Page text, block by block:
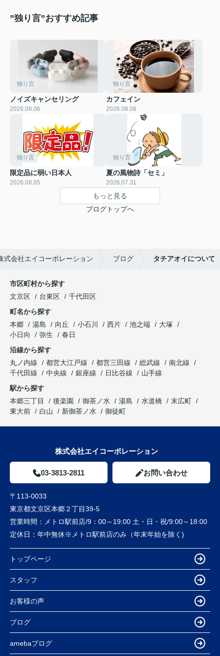
”独り言”おすすめ記事
独り言
ノイズキャンセリング
2026.08.06
独り言
カフェイン
2026.08.06
独り言
限定品に弱い日本人
2026.08.05
独り言
夏の風物詩「セミ」
2026.07.31
もっと見る
ブログトップへ
式会社エイコーポレーション ブログ タチアオイについて
市区町村から探す
文京区
台東区
千代田区
町名から探す
本郷
湯島 向丘 小石川 西片 池之端
大塚
小日向
弥生
春日
沿線から探す
丸ノ内線
都営大江戸線 都営三田線 総武線
南北線
千代田線
中央線 銀座線 日比谷線
山手線
駅から探す
本郷三丁目
後楽園 御茶ノ水 湯島 水道橋
末広町
東大前
白山 新御茶ノ水 御徒町
株式会社エイコーポレーション
03-3813-2811 お問い合わせ
〒113-0033
東京都文京区本郷２丁目39-5
営業時間：
メトロ駅前店/9：00～19:00 土・日・祝/9:00～18:00
定休日： 年中無休※メトロ駅前店のみ（年末年始を除く)
トップページ
スタッフ
お客様の声
ブログ
amebaブログ